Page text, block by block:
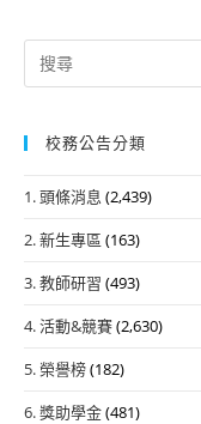
Search
for:
校務公告分類
1. 頭條消息 (2,439)
2. 新生專區 (163)
3. 教師研習 (493)
4. 活動&競賽(2,630)
5. 榮譽榜(182)
6. 獎助學金(481)